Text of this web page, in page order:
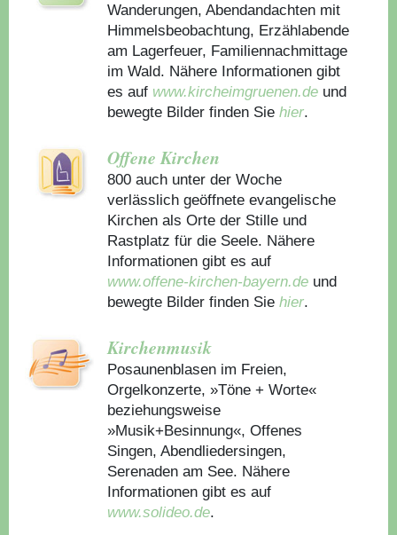
Wanderungen, Abendandachten mit
Himmelsbeobachtung, Erzählabende
am Lagerfeuer, Familiennachmittage
im Wald. Nähere Informationen gibt
es auf www.kircheimgruenen.de und
bewegte Bilder finden Sie hier.
Offene Kirchen
800 auch unter der Woche
verlässlich geöffnete evangelische
Kirchen als Orte der Stille und
Rastplatz für die Seele. Nähere
Informationen gibt es auf
www.offene-kirchen-bayern.de und
bewegte Bilder finden Sie hier.
Kirchenmusik
Posaunenblasen im Freien,
Orgelkonzerte, »Töne + Worte«
beziehungsweise
»Musik+Besinnung«, Offenes
Singen, Abendliedersingen,
Serenaden am See. Nähere
Informationen gibt es auf
www.solideo.de.